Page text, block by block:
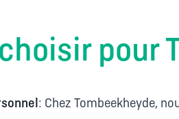
pour
: Chez Tombeekheyde,